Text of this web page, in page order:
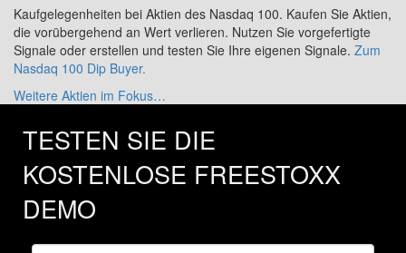
Kaufgelegenheiten bei Aktien des Nasdaq 100. Kaufen Sie Aktien,
die vorübergehend an Wert verlieren. Nutzen Sie vorgefertigte
Signale oder erstellen und testen Sie Ihre eigenen Signale. Zum
Nasdaq 100 Dip Buyer.
Weitere Aktien im Fokus…
TESTEN SIE DIE
KOSTENLOSE FREESTOXX
DEMO